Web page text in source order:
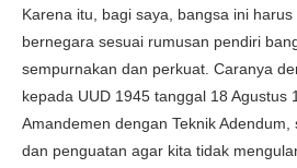
Karena itu, bagi saya, bangsa ini
bernegara sesuai rumusan pendiri
sempurnakan dan perkuat. Caranya
kepada UUD 1945 tanggal 18 Agustus
Amandemen dengan Teknik
dan penguatan agar kita tidak